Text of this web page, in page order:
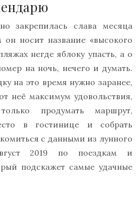
закрепилась слава месяца
он носит название «высокого
негде яблоку упасть, а о
на ночь, нечего и думать.
на это время нужно заранее,
неё максимум удовольствия,
продумать маршрут,
в гостинице и собрать
с данными из лунного
2019 по поездкам и
подскажет самые удачные